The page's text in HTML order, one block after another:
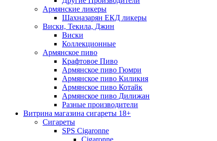
Армянские ликеры
Шахназарян ЕКД ликеры
Виски, Текила, Джин
Виски
Коллекционные
Армянское пиво
Крафтовое Пиво
Армянское пиво Гюмри
Армянское пиво Киликия
Армянское пиво Котайк
Армянское пиво Дилижан
Разные производители
Витрина магазина сигареты 18+
Cигареты
SPS Cigaronne
Сigaronne